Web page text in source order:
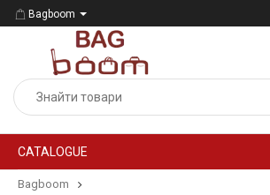
Bagboom
CATALOGUE
Bagboom